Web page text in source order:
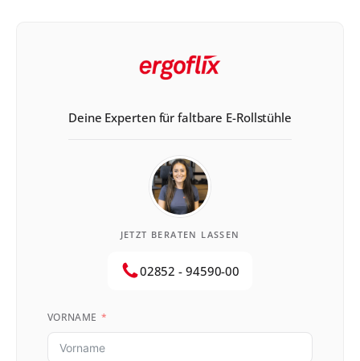
Deine Experten für faltbare E-Rollstühle
JETZT BERATEN LASSEN
02852 - 94590-00
VORNAME